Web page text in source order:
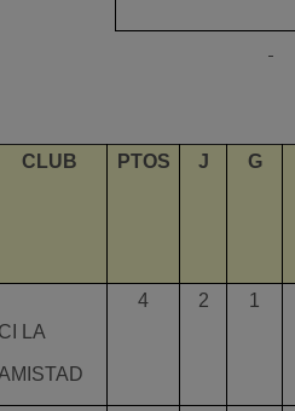
CLUB PTOS J G
LA
4 2 1